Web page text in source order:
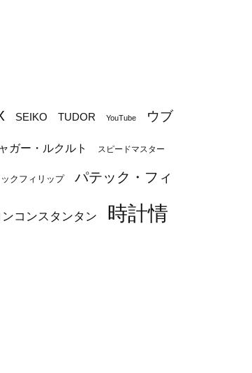
SEIKO TUDOR YouTube ウブ
ガー・ルクルト スピードマスター
クフィリップ パテック・フィ
コンスタンタン
時計情